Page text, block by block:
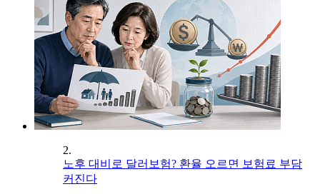
2.
노후 대비로 달러보험? 환율 오르면 보험료 부담
커진다